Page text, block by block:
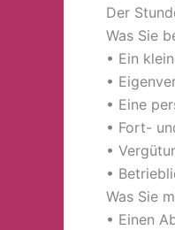
Der
Was Sie
• Ein
•
• Eine
• Fort-
•
•
Was Sie
• Einen